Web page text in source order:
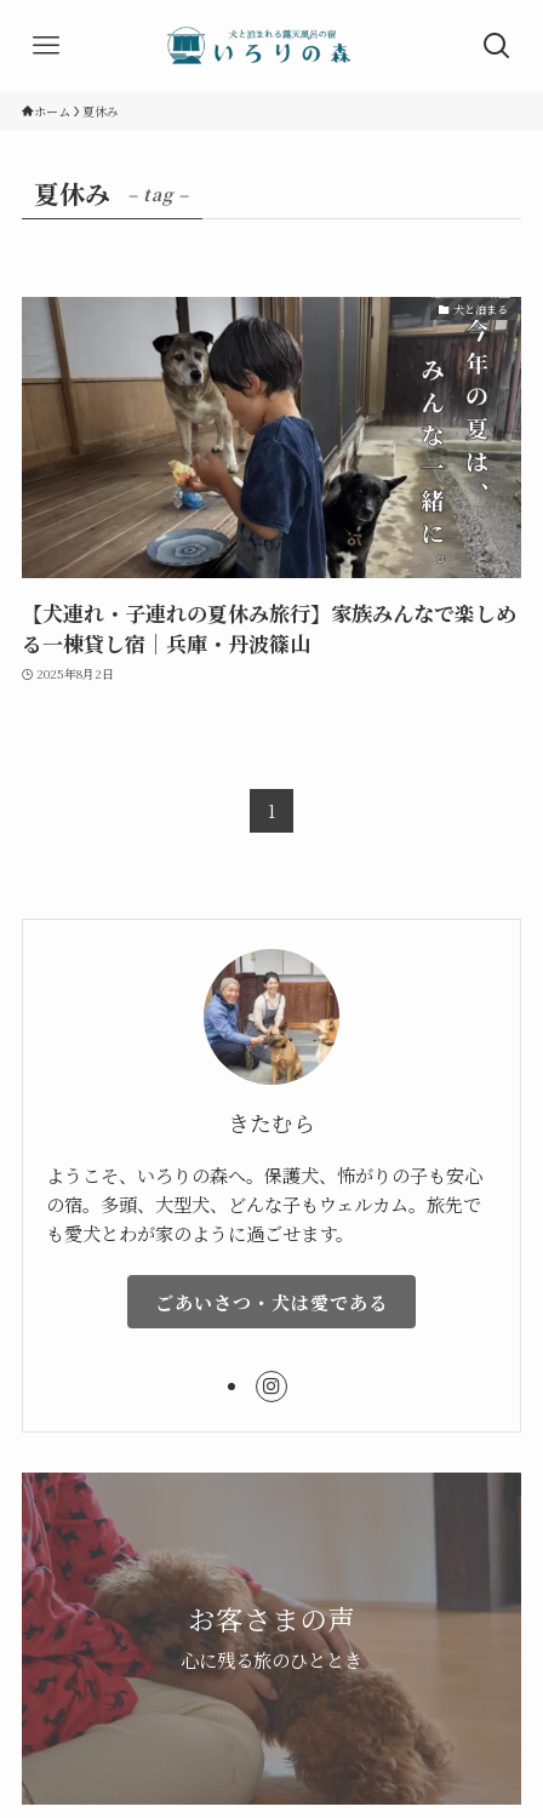
ホーム 夏休み
夏休み – tag –
犬と泊まる
【犬連れ・子連れの夏休み旅行】家族みんなで楽しめ
る一棟貸し宿｜兵庫・丹波篠山
2025年8月2日
1
きたむら
ようこそ、いろりの森へ。保護犬、怖がりの子も安心
の宿。多頭、大型犬、どんな子もウェルカム。旅先で
も愛犬とわが家のように過ごせます。
ごあいさつ・犬は愛である
お客さまの声
心に残る旅のひととき